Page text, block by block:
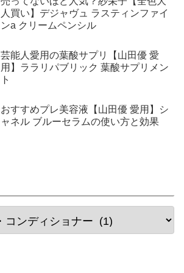
人買い】デジャヴュ ラスティンファイ
ンa クリームペンシル
芸能人愛用の葉酸サプリ【山田優 愛
用】ララリパブリック 葉酸サプリメン
ト
おすすめプレ美容液【山田優 愛用】シ
ャネル ブルーセラムの使い方と効果